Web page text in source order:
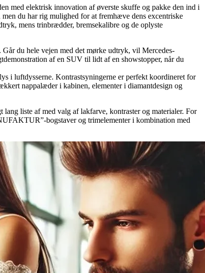
med elektrisk innovation af øverste skuffe og pakke den ind i
du har rig mulighed for at fremhæve dens excentriske
mens trinbrædder, bremsekalibre og de oplyste
du hele vejen med det mørke udtryk, vil Mercedes-
af en SUV til lidt af en showstopper, når du
i luftdysserne. Kontrastsyningerne er perfekt koordineret for
nappalæder i kabinen, elementer i diamantdesign og
liste af med valg af lakfarve, kontraster og materialer. For
bogstaver og trimelementer i kombination med